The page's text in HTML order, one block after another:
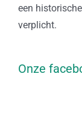
een
verplicht.
Onze